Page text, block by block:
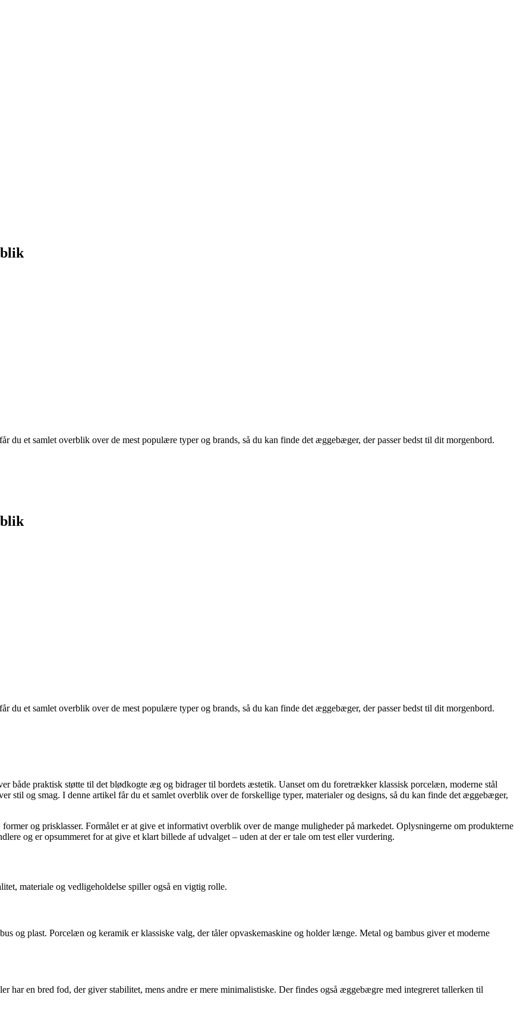
du et samlet overblik over de mest populære typer og brands, så du kan finde det æggebæger, der passer bedst til dit morgenbord.
du et samlet overblik over de mest populære typer og brands, så du kan finde det æggebæger, der passer bedst til dit morgenbord.
både praktisk støtte til det blødkogte æg og bidrager til bordets æstetik. Uanset om du foretrækker klassisk porcelæn, moderne stål
stil og smag. I denne artikel får du et samlet overblik over de forskellige typer, materialer og designs, så du kan finde det æggebæger,
og prisklasser. Formålet er at give et informativt overblik over de mange muligheder på markedet. Oplysningerne om produkterne
og er opsummeret for at give et klart billede af udvalget – uden at der er tale om test eller vurdering.
materiale og vedligeholdelse spiller også en vigtig rolle.
og plast. Porcelæn og keramik er klassiske valg, der tåler opvaskemaskine og holder længe. Metal og bambus giver et moderne
en bred fod, der giver stabilitet, mens andre er mere minimalistiske. Der findes også æggebægre med integreret tallerken til